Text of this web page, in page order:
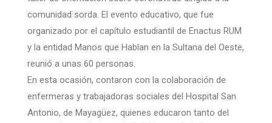
comunidad sorda. El evento educativo, que fue
organizado por el capítulo estudiantil de Enactus RUM
y la entidad Manos que Hablan en la Sultana del Oeste,
reunió a unas 60 personas.
En esta ocasión, contaron con la colaboración de
enfermeras y trabajadoras sociales del Hospital San
Antonio, de Mayagüez, quienes educaron tanto del